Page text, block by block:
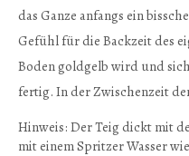
das Ganze anfangs ein
Gefühl für die Backzeit des
Boden goldgelb wird und
fertig. In der Zwischenzeit
Hinweis: Der Teig dickt mit
mit einem Spritzer Wasser